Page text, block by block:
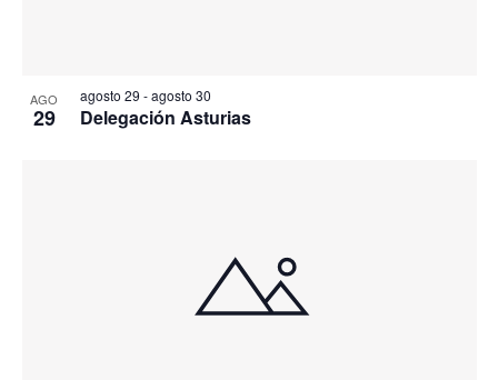
AGO
29
agosto 29 -agosto 30
Delegación Asturias